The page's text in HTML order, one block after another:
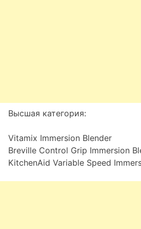
Высшая категория:
Vitamix Immersion Blender
Breville Control Grip Immersion
KitchenAid Variable Speed